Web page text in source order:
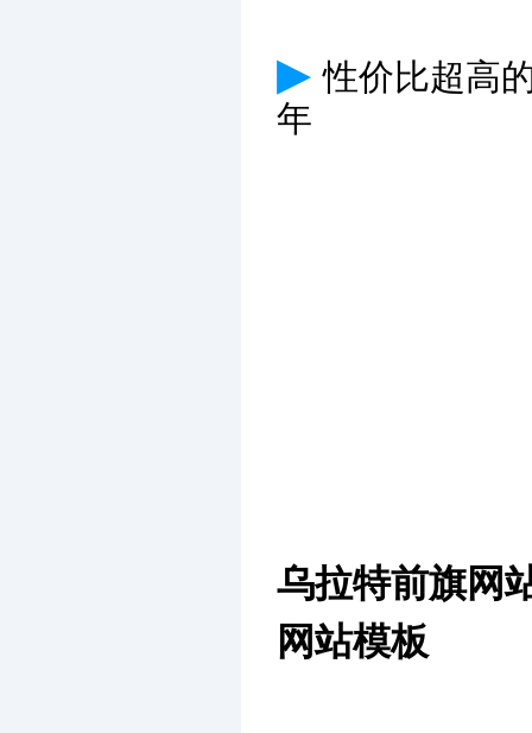
▶性价比超高
年
乌拉特前旗网
网站模板